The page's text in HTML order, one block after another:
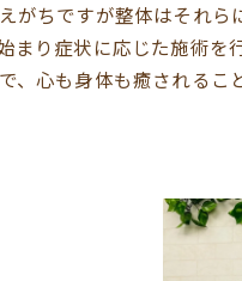
がちですが整体はそれ
まり症状に応じた施術
、心も身体も癒される